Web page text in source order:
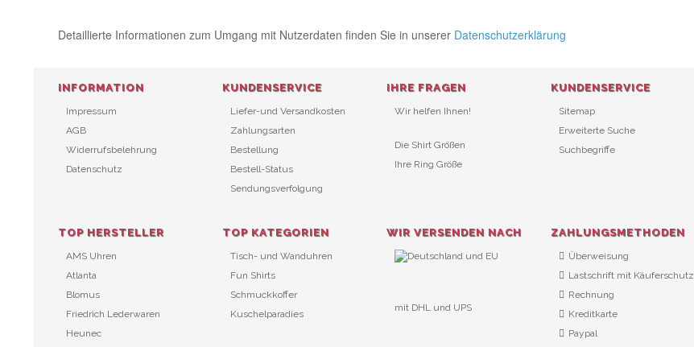
Detaillierte Informationen zum Umgang mit Nutzerdaten finden Sie in unserer Datenschutzerklärung
INFORMATION
Impressum
AGB
Widerrufsbelehrung
Datenschutz
KUNDENSERVICE
Liefer-und Versandkosten
Zahlungsarten
Bestellung
Bestell-Status
Sendungsverfolgung
IHRE FRAGEN
Wir helfen Ihnen!
Die Shirt Größen
Ihre Ring Größe
KUNDENSERVICE
Sitemap
Erweiterte Suche
Suchbegriffe
TOP HERSTELLER
AMS Uhren
Atlanta
Blomus
Friedrich Lederwaren
Heunec
TOP KATEGORIEN
Tisch- und Wanduhren
Fun Shirts
Schmuckkoffer
Kuschelparadies
WIR VERSENDEN NACH
mit DHL und UPS
ZAHLUNGSMETHODEN
Überweisung
Lastschrift mit Käuferschutz
Rechnung
Kreditkarte
Paypal